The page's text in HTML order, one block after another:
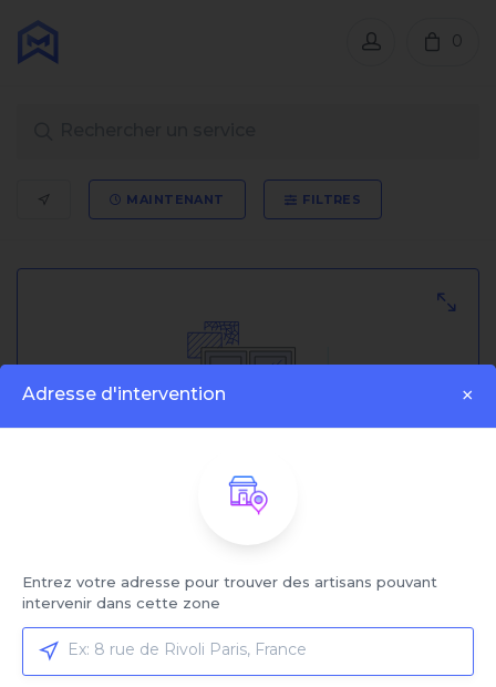
Adresse d'intervention ×
Entrez votre adresse pour trouver des artisans pouvant
intervenir dans cette zone
0
MAINTENANT FILTRES
Cliquez ici pour sélectionner votre service et